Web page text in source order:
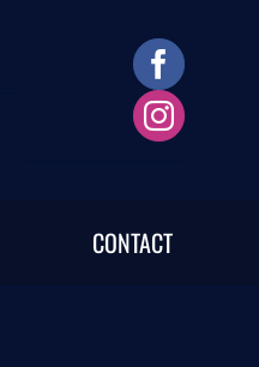
CONTACT